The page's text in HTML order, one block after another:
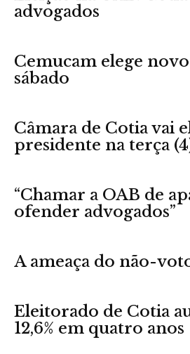
advogados
Cemucam elege
sábado
Câmara de Cotia vai
presidente na terça
“Chamar a OAB de
ofender advogados”
A ameaça do não-
Eleitorado de Cotia
12,6% em quatro anos